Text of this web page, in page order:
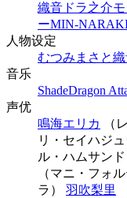
織音 ドラ之介
ーMIN-
人物设定
むつみまさと
音乐
ShadeDragon
声优
鳴海エリカ
（
リ・セイハジ
ル・ハムサン
（マニ・フォル
ラ） 羽吹梨里